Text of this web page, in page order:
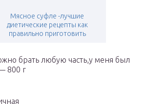
Мясное суфле -лучшие
диетические рецепты как
правильно приготовить
брать любую часть,у меня был
800 г